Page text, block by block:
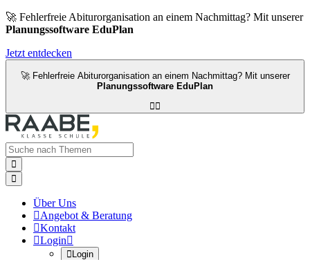
🚀 Fehlerfreie Abiturorganisation an einem Nachmittag? Mit unserer
Planungssoftware EduPlan
Jetzt entdecken
🚀 Fehlerfreie Abiturorganisation an einem Nachmittag? Mit unserer
Planungssoftware EduPlan



Über Uns
Angebot & Beratung
Kontakt
Login
Login